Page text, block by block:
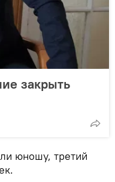
закрыть
юношу, третий